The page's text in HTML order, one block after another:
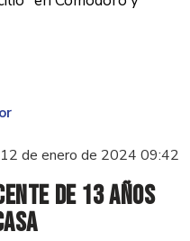
de enero de 2024 09:42
de 13 años